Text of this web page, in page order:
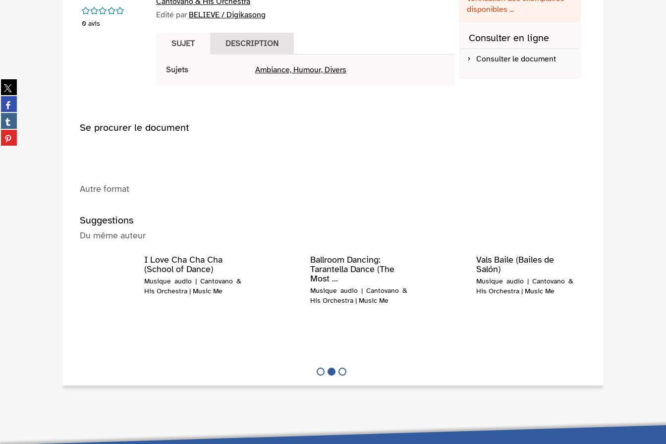
Partager
sur
twitter
(Nouvelle
fenêtre)
Partager
sur
facebook
(Nouvelle
fenêtre)
Partager
sur
tumblr
Partager
sur
/5
0 avis
Edité par BELIEVE / Digikasong
SUJET DESCRIPTION
Sujets Ambiance, Humour, Divers
disponibles ...
Consulter en ligne
Consulter le document
Se procurer le document
Autre format
Suggestions
Du même auteur
Ballroom Dancing:
Tarantella Dance (The
Most ...
Musique audio | Cantovano &
His Orchestra | Music Me
Vals Baile (Bailes de
Salón)
Musique audio | Cantovano &
His Orchestra | Music Me
I Love Cha Cha Cha
(School of Dance)
Musique audio | Cantovano &
His Orchestra | Music Me